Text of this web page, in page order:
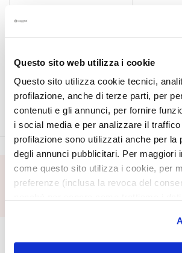
Questo sito web utilizza i cookie
Questo sito utilizza cookie tecnici,
profilazione, anche di terze parti, per
contenuti e gli annunci, per fornire
i social media e per analizzare il
profilazione sono utilizzati anche per la
degli annunci pubblicitari. Per maggiori
come questo sito utilizza i cookie, per
preferenze (inclusa la revoca del
l’informativa cookie completa e
disponibiliqui. Le ricordiamo che,
t
e
s
C
a
n
s
e
r
M
MEDITERRANEA - SUN
COMPACT
REFILL
Protected skin and even
complexion in a single step
MY